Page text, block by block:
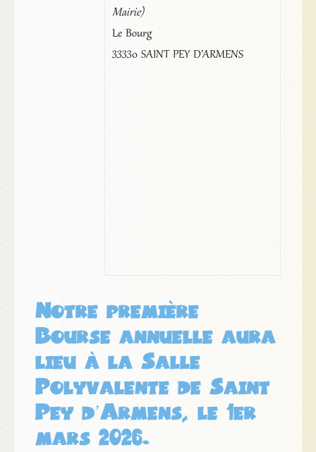
Mairie)
Le Bourg
33330 SAINT PEY D’ARMENS
Notre première
Bourse annuelle aura
lieu à la Salle
Polyvalente de Saint
Pey d’Armens, le 1er
mars 2026.